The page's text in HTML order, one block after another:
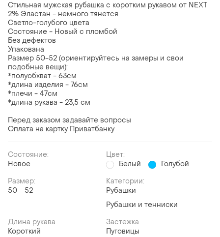
Стильная мужская рубашка с коротким рукавом от NEXT
2% Эластан - немного тянется
Светло-голубого цвета
Состояние - Новый с пломбой
Без дефектов
Упакована
Размер 50-52 (ориентируйтесь на замеры и свои
подобные вещи):
*полуобхват - 63см
*длина изделия - 76см
*плечи - 47см
*длина рукава - 23,5 см
Перед заказом задавайте вопросы
Оплата на картку Приватбанку
Состояние:
Новое
Цвет:
Белый
Голубой
Размер:
50
52
Категории:
Рубашки
Рубашки и тенниски
Длина рукава
Короткий
Застежка
Пуговицы